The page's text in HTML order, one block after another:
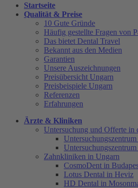
Startseite
Qualität & Preise
10 Gute Gründe
Häufig gestellte Fragen von
Das bietet Dental Travel
Bekannt aus den Medien
Garantien
Unsere Auszeichnungen
Preisübersicht Ungarn
Preisbeispiele Ungarn
Referenzen
Erfahrungen
Ärzte & Kliniken
Untersuchung und Offerte in
Zahnkliniken in Ungarn
CosmoDent in
Lotus Dental in Heviz
HD Dental in